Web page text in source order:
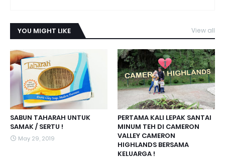
YOU MIGHT LIKE View all
SABUN TAHARAH UNTUK
SAMAK / SERTU !
May 29, 2019
PERTAMA KALI LEPAK SANTAI
MINUM TEH DI CAMERON
VALLEY CAMERON
HIGHLANDS BERSAMA
KELUARGA !